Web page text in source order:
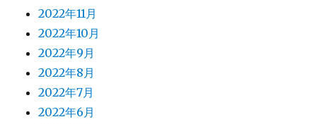
2022年11月
2022年10月
2022年9月
2022年8月
2022年7月
2022年6月